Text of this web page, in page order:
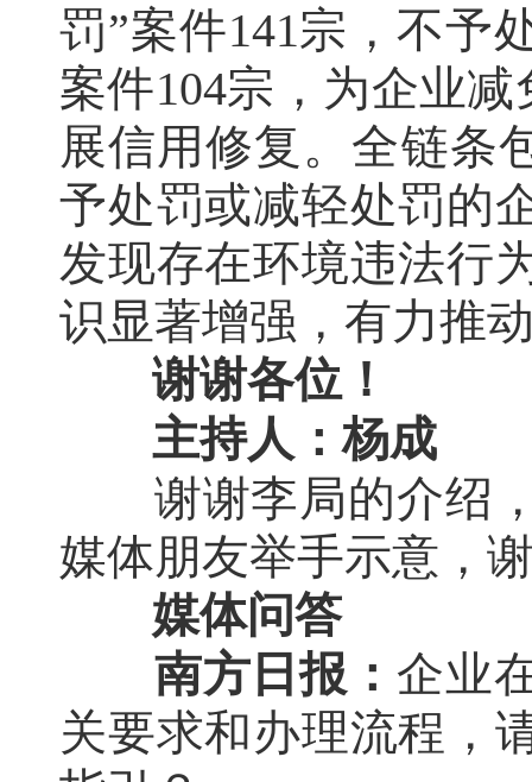
罚”案件141宗，不予
案件104宗，为企业
展信用修复。全链条
予处罚或减轻处罚的
发现存在环境违法行
识显著增强，有力推
谢谢各位！
主持人：杨成
谢谢李局的介绍
媒体朋友举手示意，
媒体问答
南方日报： 企业
关要求和办理流程，